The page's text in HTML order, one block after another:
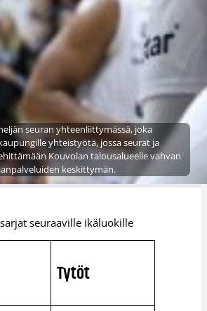
seuran yhteenliittymässä, joka
yhteistyötä, jossa seurat ja
Kouvolan talousalueelle vahvan
keskittymän.
seuraaville ikäluokille
Tytöt